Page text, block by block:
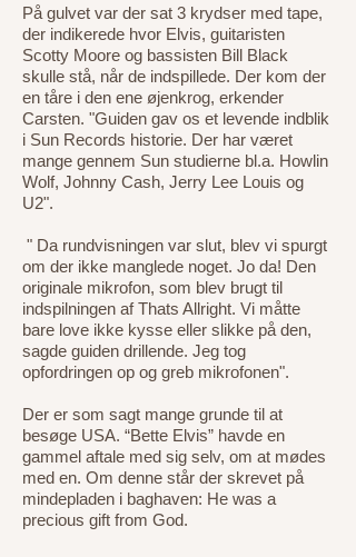
På gulvet var der sat 3 krydser med tape,
der indikerede hvor Elvis, guitaristen
Scotty Moore og bassisten Bill Black
skulle stå, når de indspillede. Der kom der
en tåre i den ene øjenkrog, erkender
Carsten. "Guiden gav os et levende indblik
i Sun Records historie. Der har været
mange gennem Sun studierne bl.a. Howlin
Wolf, Johnny Cash, Jerry Lee Louis og
U2".
" Da rundvisningen var slut, blev vi spurgt
om der ikke manglede noget. Jo da! Den
originale mikrofon, som blev brugt til
indspilningen af Thats Allright. Vi måtte
bare love ikke kysse eller slikke på den,
sagde guiden drillende. Jeg tog
opfordringen op og greb mikrofonen".
Der er som sagt mange grunde til at
besøge USA. “Bette Elvis” havde en
gammel aftale med sig selv, om at mødes
med en. Om denne står der skrevet på
mindepladen i baghaven: He was a
precious gift from God.